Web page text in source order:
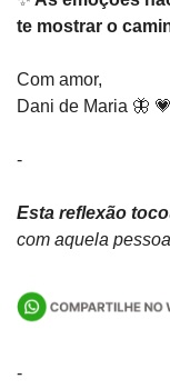
te mostrar o
Com amor,
Dani de Maria 🦋 💗
-
Esta reflexão
com aquela
-